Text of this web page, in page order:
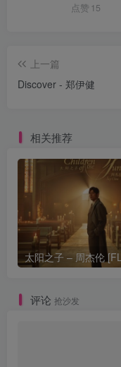
点赞 15
上一篇
Discover - 郑伊健
相关推荐
评论 抢沙发